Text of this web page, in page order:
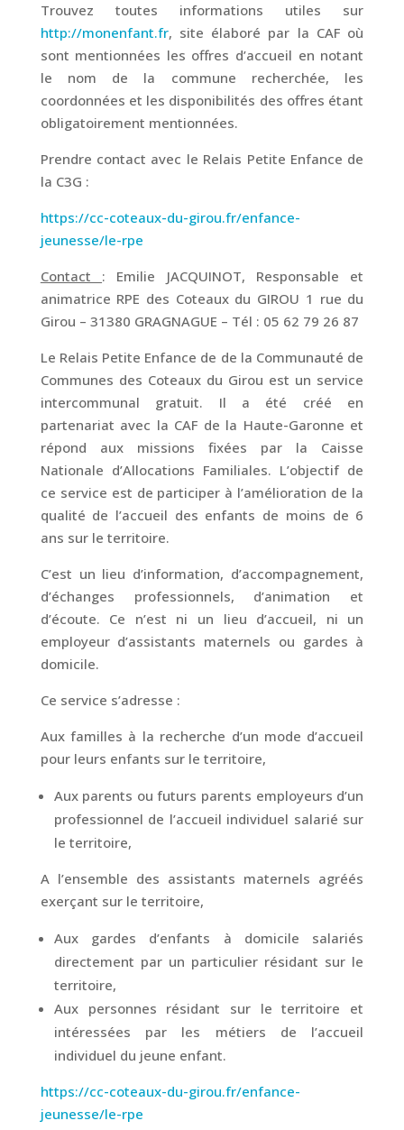
Trouvez toutes informations utiles sur
http://monenfant.fr, site élaboré par la CAF où
sont mentionnées les offres d’accueil en notant
le nom de la commune recherchée, les
coordonnées et les disponibilités des offres étant
obligatoirement mentionnées.
Prendre contact avec le Relais Petite Enfance de
la C3G :
https://cc-coteaux-du-girou.fr/enfance-
jeunesse/le-rpe
Contact : Emilie JACQUINOT, Responsable et
animatrice RPE des Coteaux du GIROU 1 rue du
Girou – 31380 GRAGNAGUE – Tél : 05 62 79 26 87
Le Relais Petite Enfance de de la Communauté de
Communes des Coteaux du Girou est un service
intercommunal gratuit. Il a été créé en
partenariat avec la CAF de la Haute-Garonne et
répond aux missions fixées par la Caisse
Nationale d’Allocations Familiales. L’objectif de
ce service est de participer à l’amélioration de la
qualité de l’accueil des enfants de moins de 6
ans sur le territoire.
C’est un lieu d’information, d’accompagnement,
d’échanges professionnels, d’animation et
d’écoute. Ce n’est ni un lieu d’accueil, ni un
employeur d’assistants maternels ou gardes à
domicile.
Ce service s’adresse :
Aux familles à la recherche d’un mode d’accueil
pour leurs enfants sur le territoire,
Aux parents ou futurs parents employeurs d’un
professionnel de l’accueil individuel salarié sur
le territoire,
A l’ensemble des assistants maternels agréés
exerçant sur le territoire,
Aux gardes d’enfants à domicile salariés
directement par un particulier résidant sur le
territoire,
Aux personnes résidant sur le territoire et
intéressées par les métiers de l’accueil
individuel du jeune enfant.
https://cc-coteaux-du-girou.fr/enfance-
jeunesse/le-rpe